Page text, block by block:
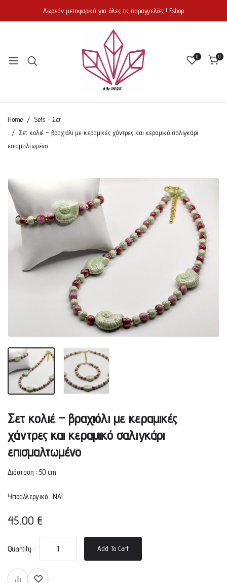
Δωρεάν μεταφορικά για όλες τις παραγγελίες ! Eshop
0 0
Home
Sets - Σετ
Σετ κολιέ – βραχιόλι με κεραμικές χάντρες και κεραμικό σαλιγκάρι
επισμαλτωμένο
Σετ κολιέ – βραχιόλι με κεραμικές
χάντρες και κεραμικό σαλιγκάρι
επισμαλτωμένο
Διάσταση : 50 cm
Υποαλλεργικό : ΝΑΙ
45,00 €
Quantity : Add To Cart